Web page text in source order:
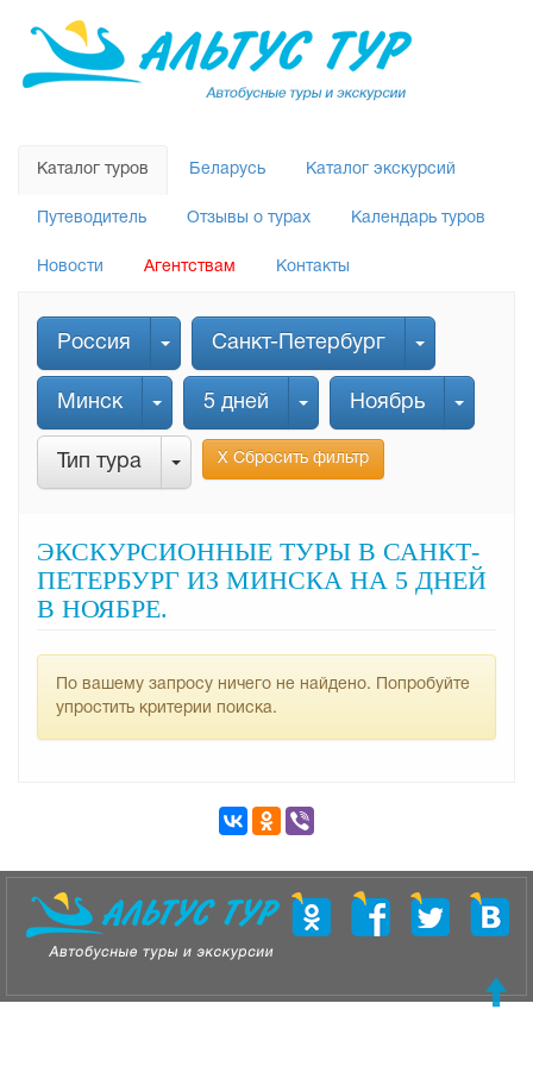
Каталог туров Беларусь Каталог экскурсий
Путеводитель Отзывы о турах Календарь туров
Новости Агентствам Контакты
Россия Санкт-Петербург
Минск 5 дней Ноябрь
Тип тура Х Сбросить фильтр
ЭКСКУРСИОННЫЕ ТУРЫ В САНКТ-
ПЕТЕРБУРГ ИЗ МИНСКА НА 5 ДНЕЙ
В НОЯБРЕ.
По вашему запросу ничего не найдено. Попробуйте
упростить критерии поиска.